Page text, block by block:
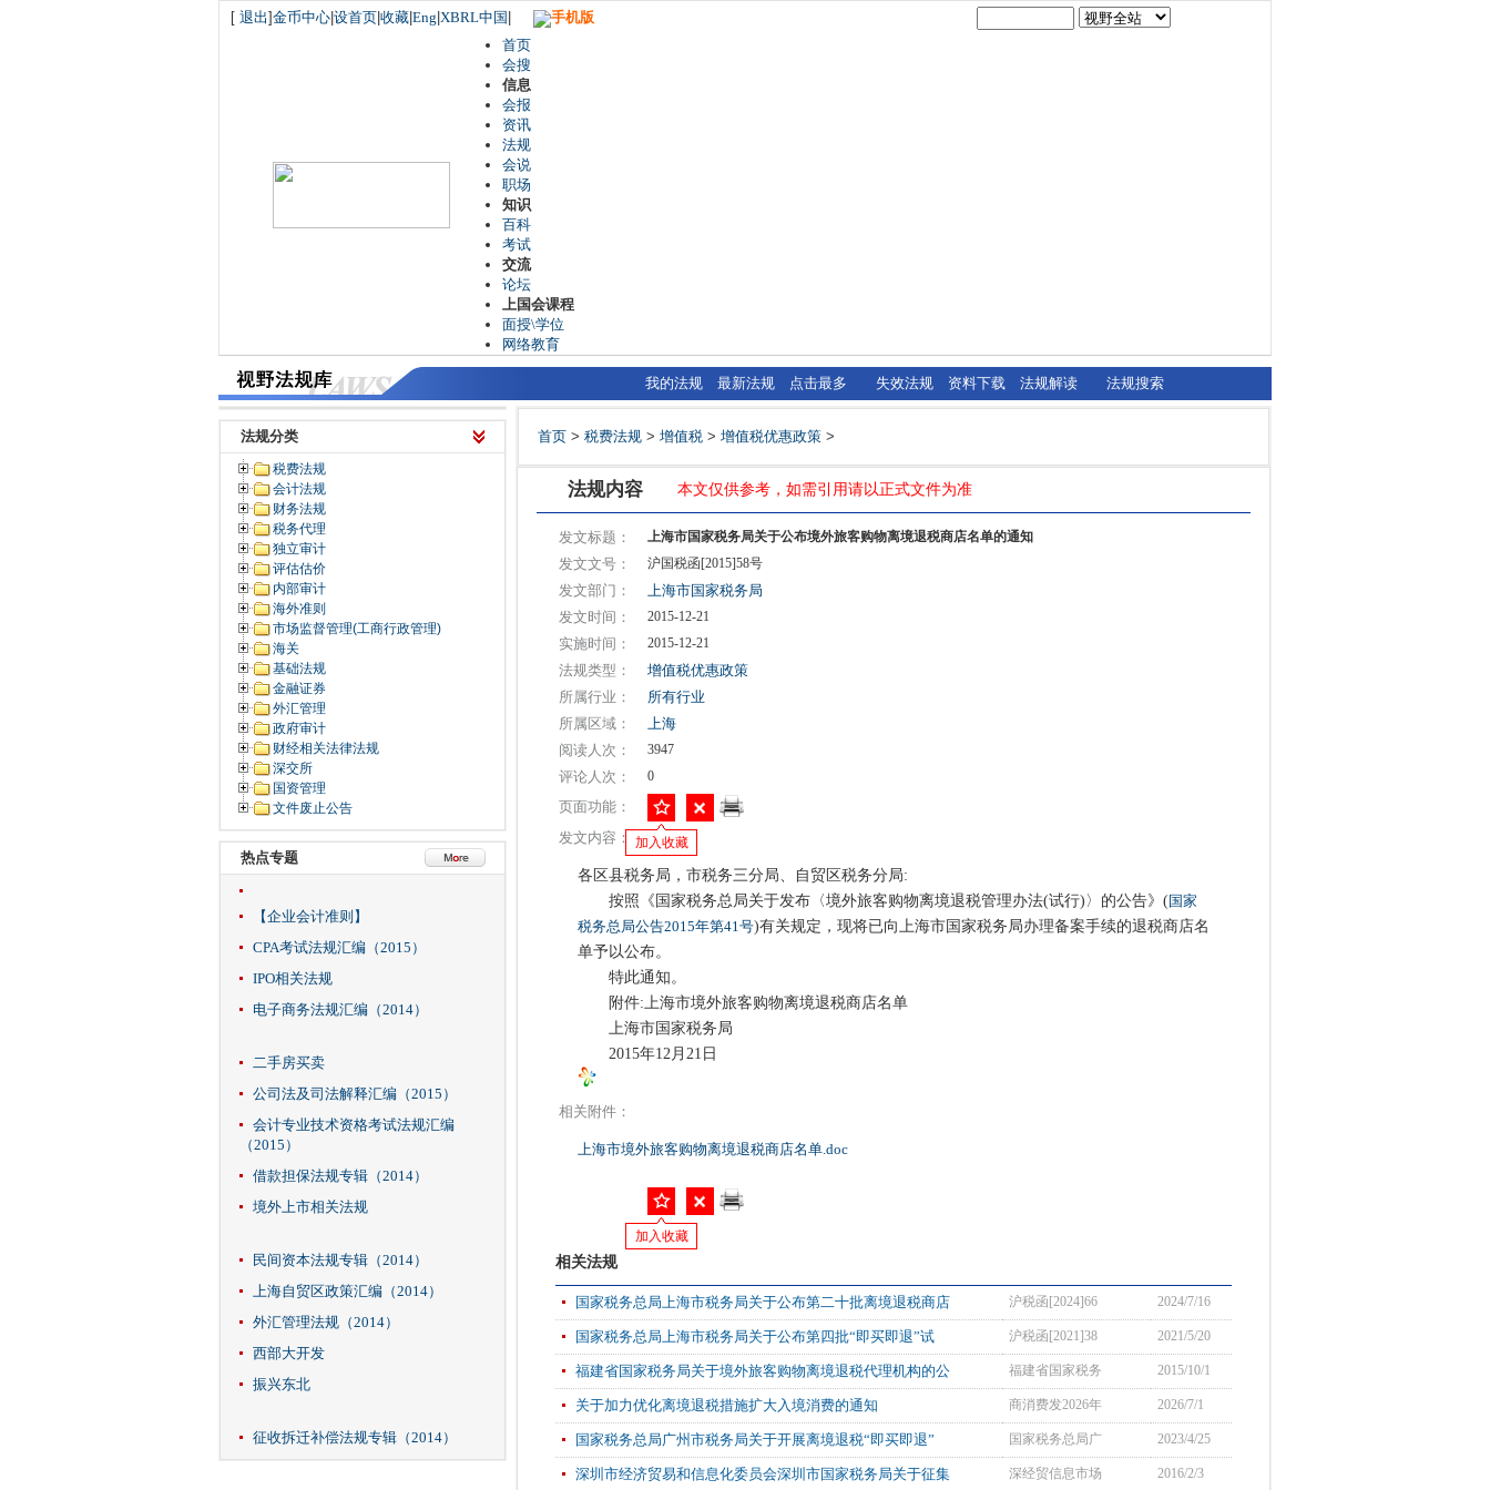
[ 退出]金币中心 设首页 收藏 Eng XBRL中国
手机版
首页
会搜
信息
会报
资讯
法规
会说
职场
知识
百科
考试
交流
论坛
上国会课程
面授\学位
网络教育
我的法规 最新法规 点击最多 失效法规 资料下载 法规解读 法规搜索
法规分类
税费法规
会计法规
财务法规
税务代理
独立审计
评估估价
内部审计
海外准则
市场监督管理(工商行政管理)
海关
基础法规
金融证券
外汇管理
政府审计
财经相关法律法规
深交所
国资管理
文件废止公告
热点专题
【企业会计准则】
CPA考试法规汇编（2015）
IPO相关法规
电子商务法规汇编（2014）
二手房买卖
公司法及司法解释汇编（2015）
会计专业技术资格考试法规汇编
（2015）
借款担保法规专辑（2014）
境外上市相关法规
民间资本法规专辑（2014）
上海自贸区政策汇编（2014）
外汇管理法规（2014）
西部大开发
振兴东北
征收拆迁补偿法规专辑（2014）
首页 > 税费法规 > 增值税 > 增值税优惠政策 >
法规内容 本文仅供参考，如需引用请以正式文件为准
发文标题： 上海市国家税务局关于公布境外旅客购物离境退税商店名单的通知
发文文号： 沪国税函[2015]58号
发文部门：
上海市国家税务局
发文时间：
2015-12-21
实施时间： 2015-12-21
法规类型：
增值税优惠政策
所属行业：
所有行业
所属区域：
上海
阅读人次：
3947
评论人次： 0
页面功能：
加入收藏
发文内容：
各区县税务局，市税务三分局、自贸区税务分局:
按照《国家税务总局关于发布〈境外旅客购物离境退税管理办法(试行)〉的公告》(国家
税务总局公告2015年第41号)有关规定，现将已向上海市国家税务局办理备案手续的退税商店名
单予以公布。
特此通知。
附件:上海市境外旅客购物离境退税商店名单
上海市国家税务局
2015年12月21日
相关附件：
上海市境外旅客购物离境退税商店名单.doc
加入收藏
相关法规
国家税务总局上海市税务局关于公布第二十批离境退税商店 沪税函[2024]66 2024/7/16
国家税务总局上海市税务局关于公布第四批“即买即退”试 沪税函[2021]38 2021/5/20
福建省国家税务局关于境外旅客购物离境退税代理机构的公 福建省国家税务 2015/10/1
关于加力优化离境退税措施扩大入境消费的通知 商消费发2026年 2026/7/1
国家税务总局广州市税务局关于开展离境退税“即买即退” 国家税务总局广 2023/4/25
深圳市经济贸易和信息化委员会深圳市国家税务局关于征集 深经贸信息市场 2016/2/3